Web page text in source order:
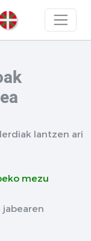
lantzen ari
mezu